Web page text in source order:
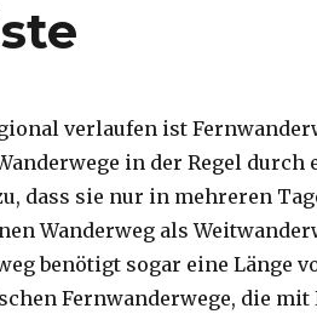
verlaufen ist
in der Regel
dass sie nur in mehreren
Wanderweg als
benötigt sogar eine Länge
Fernwanderwege, die mit